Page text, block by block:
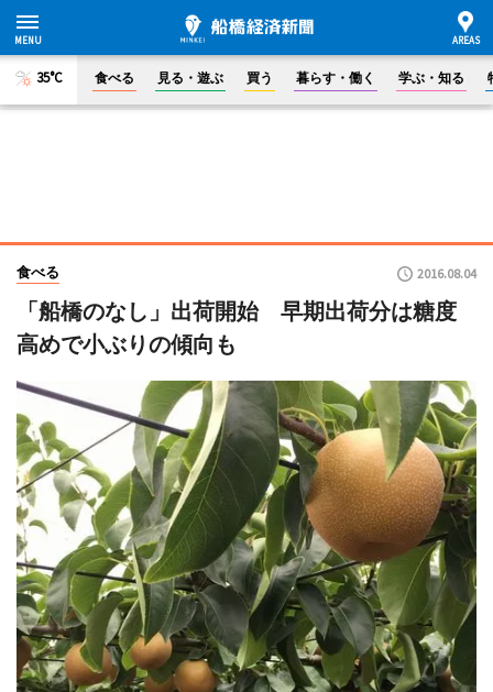
35°C 食べる 見る・遊ぶ 買う 暮らす・働く 学ぶ・知る
食べる 2016.08.04
「船橋のなし」出荷開始 早期出荷分は糖度
高めで小ぶりの傾向も